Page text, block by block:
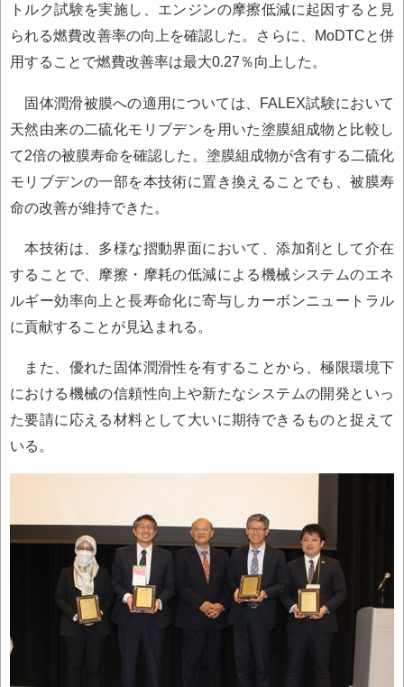
トルク試験を実施し、エンジンの摩擦低減に起因すると見
られる燃費改善率の向上を確認した。さらに、MoDTCと併
用することで燃費改善率は最大0.27％向上した。
固体潤滑被膜への適用については、FALEX試験において
天然由来の二硫化モリブデンを用いた塗膜組成物と比較し
て2倍の被膜寿命を確認した。塗膜組成物が含有する二硫化
モリブデンの一部を本技術に置き換えることでも、被膜寿
命の改善が維持できた。
本技術は、多様な摺動界面において、添加剤として介在
することで、摩擦・摩耗の低減による機械システムのエネ
ルギー効率向上と長寿命化に寄与しカーボンニュートラル
に貢献することが見込まれる。
また、優れた固体潤滑性を有することから、極限環境下
における機械の信頼性向上や新たなシステムの開発といっ
た要請に応える材料として大いに期待できるものと捉えて
いる。